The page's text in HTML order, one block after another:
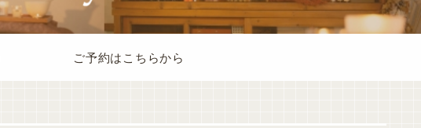
ご予約はこちらから